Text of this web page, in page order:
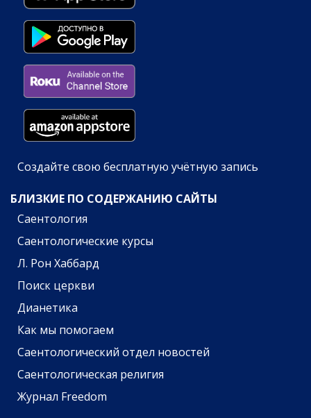
Создайте свою бесплатную учётную запись
БЛИЗКИЕ ПО СОДЕРЖАНИЮ САЙТЫ
Саентология
Саентологические курсы
Л. Рон Хаббард
Поиск церкви
Дианетика
Как мы помогаем
Саентологический отдел новостей
Саентологическая религия
Журнал Freedom